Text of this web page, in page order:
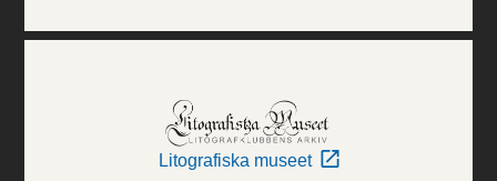
Litografiska museet